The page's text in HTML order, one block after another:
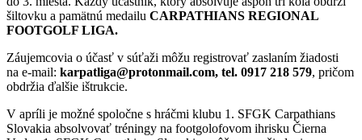
šiltovku a pamätnú medailu CARPATHIANS REGIONAL
FOOTGOLF LIGA.
Záujemcovia o účasť v súťaži môžu registrovať zaslaním žiadosti
na e-mail: karpatliga@protonmail.com, tel. 0917 218 579, pričom
obdržia ďalšie ištrukcie.
V apríli je možné spoločne s hráčmi klubu 1. SFGK Carpathians
Slovakia absolvovať tréningy na footgolofovom ihrisku Čierna